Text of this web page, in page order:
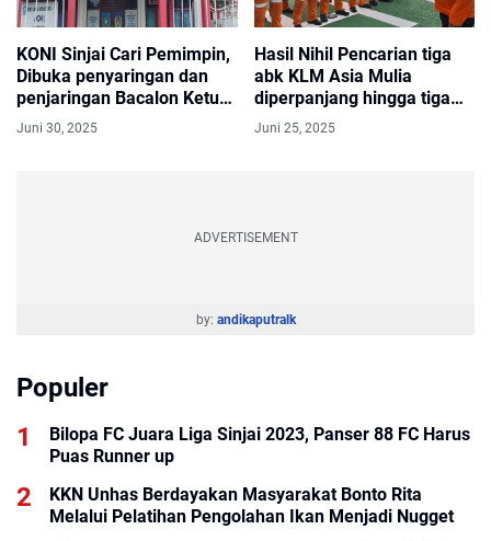
KONI Sinjai Cari Pemimpin,
Dibuka penyaringan dan
penjaringan Bacalon Ketua
KONI ini Jadwalnya
Juni 30, 2025
Hasil Nihil Pencarian tiga
abk KLM Asia Mulia
diperpanjang hingga tiga
hari kedepan
Juni 25, 2025
ADVERTISEMENT
by: andikaputralk
Populer
Bilopa FC Juara Liga Sinjai 2023, Panser 88 FC Harus
Puas Runner up
KKN Unhas Berdayakan Masyarakat Bonto Rita
Melalui Pelatihan Pengolahan Ikan Menjadi Nugget